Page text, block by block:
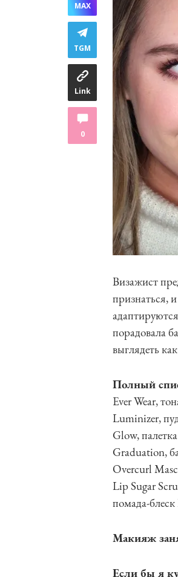
MAX
TGM
Link
0
Визажист
признаться,
порадовала
выглядеть
Полный
Ever Wear,
Luminizer,
Glow,
Graduation,
Overcurl
Lip Sugar
помада-
Макияж
Если бы я